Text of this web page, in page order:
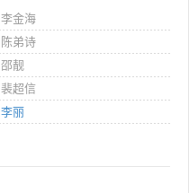
李金海
陈弟诗
邵靓
裴超信
李丽